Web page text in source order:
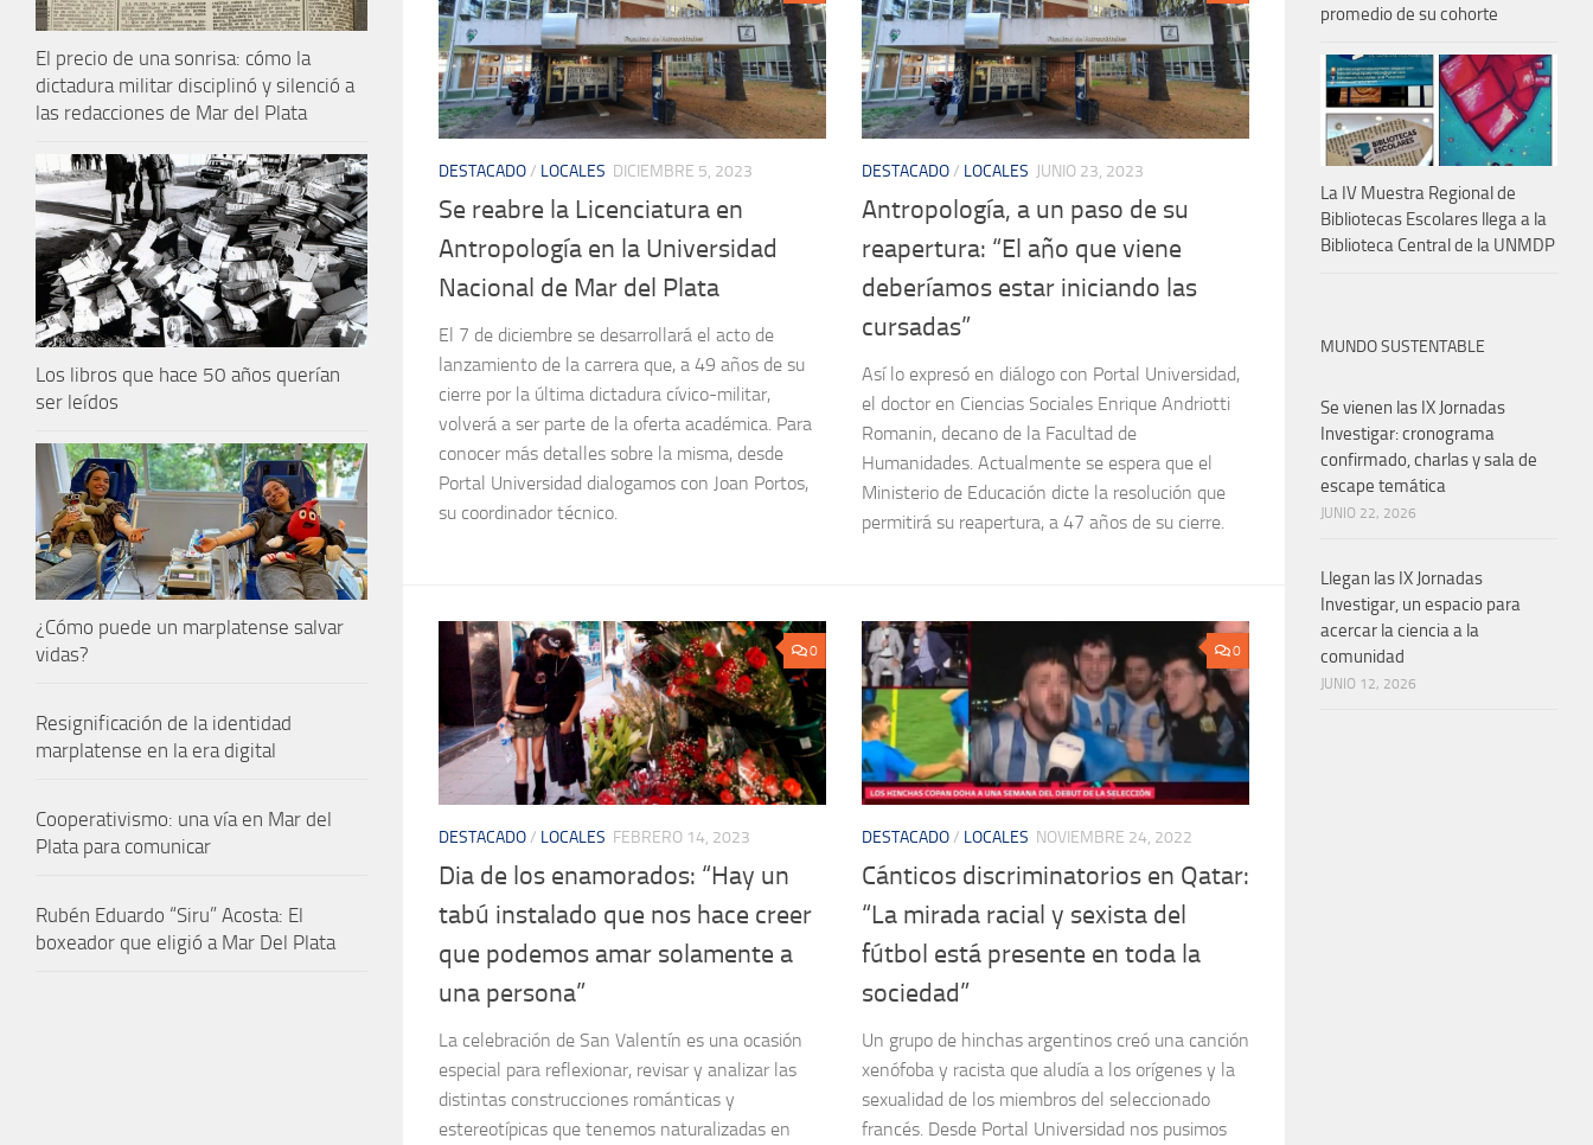
DESTACADO/ LOCALES DICIEMBRE 5, 2023
Se reabre la Licenciatura en
Antropología en la Universidad
Nacional de Mar del Plata
El 7 de diciembre se desarrollará el acto de
lanzamiento de la carrera que, a 49 años de su
cierre por la última dictadura cívico-militar,
volverá a ser parte de la oferta académica. Para
conocer más detalles sobre la misma, desde
Portal Universidad dialogamos con Joan Portos,
su coordinador técnico.
DESTACADO/ LOCALES JUNIO 23, 2023
Antropología, a un paso de su
reapertura: “El año que viene
deberíamos estar iniciando las
cursadas”
Así lo expresó en diálogo con Portal Universidad,
el doctor en Ciencias Sociales Enrique Andriotti
Romanin, decano de la Facultad de
Humanidades. Actualmente se espera que el
Ministerio de Educación dicte la resolución que
permitirá su reapertura, a 47 años de su cierre.
0
DESTACADO/ LOCALES FEBRERO 14, 2023
Dia de los enamorados: “Hay un
tabú instalado que nos hace creer
que podemos amar solamente a
una persona”
La celebración de San Valentín es una ocasión
especial para reflexionar, revisar y analizar las
distintas construcciones románticas y
estereotípicas que tenemos naturalizadas en
0
DESTACADO/ LOCALES NOVIEMBRE 24, 2022
Cánticos discriminatorios en Qatar:
“La mirada racial y sexista del
fútbol está presente en toda la
sociedad”
Un grupo de hinchas argentinos creó una canción
xenófoba y racista que aludía a los orígenes y la
sexualidad de los miembros del seleccionado
francés. Desde Portal Universidad nos pusimos
El precio de una sonrisa: cómo la
dictadura militar disciplinó y silenció a
las redacciones de Mar del Plata
Los libros que hace 50 años querían
ser leídos
¿Cómo puede un marplatense salvar
vidas?
Resignificación de la identidad
marplatense en la era digital
Cooperativismo: una vía en Mar del
Plata para comunicar
Rubén Eduardo “Siru” Acosta: El
boxeador que eligió a Mar Del Plata
promedio de su cohorte
La IV Muestra Regional de
Bibliotecas Escolares llega a la
Biblioteca Central de la UNMDP
MUNDO SUSTENTABLE
Se vienen las IX Jornadas
Investigar: cronograma
confirmado, charlas y sala de
escape temática
JUNIO 22, 2026
Llegan las IX Jornadas
Investigar, un espacio para
acercar la ciencia a la
comunidad
JUNIO 12, 2026